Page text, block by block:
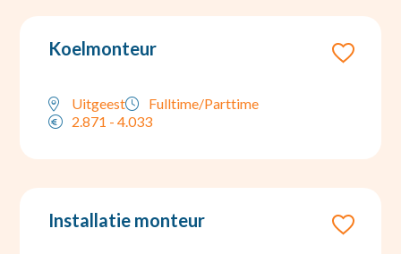
Koelmonteur
Uitgeest
Fulltime/Parttime
2.871 - 4.033
Installatie monteur